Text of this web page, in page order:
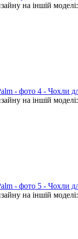
на іншій моделі:
на іншій моделі:
на іншій моделі: